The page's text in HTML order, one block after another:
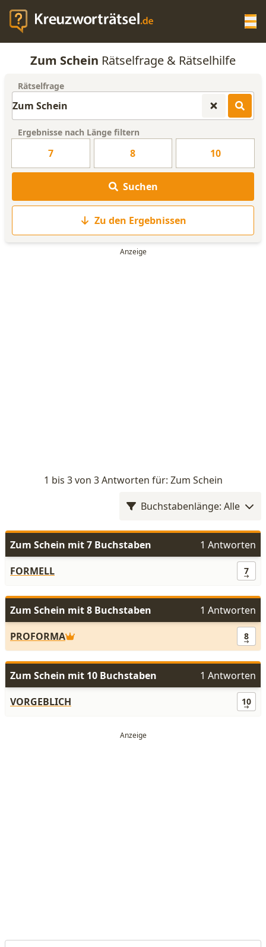
KREUZWORTRÄTSEL-HILFE
WORTLISTE
Zum Schein Rätselfrage & Rätselhilfe
Rätselfrage
Ergebnisse nach Länge filtern
7 8 10
Suchen
Zu den Ergebnissen
1 bis 3 von 3 Antworten für: Zum Schein
Buchstabenlänge: Alle
Zum Schein mit 7 Buchstaben
1 Antworten
FORMELL
7
Zum Schein mit 8 Buchstaben
1 Antworten
PROFORMA
8
Zum Schein mit 10 Buchstaben
1 Antworten
VORGEBLICH
10